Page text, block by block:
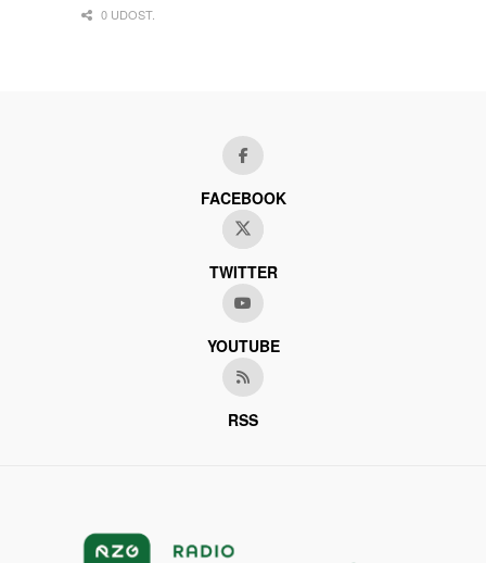
0 UDOST.
FACEBOOK
TWITTER
YOUTUBE
RSS